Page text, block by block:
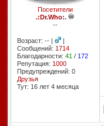
Посетители
.:Dr.Who:.
--
Возраст: -- |
|
Сообщений: 1714
Благодарности: 41 / 172
Репутация: 1000
Предупреждений: 0
Друзья
Тут: 16 лет 4 месяцa